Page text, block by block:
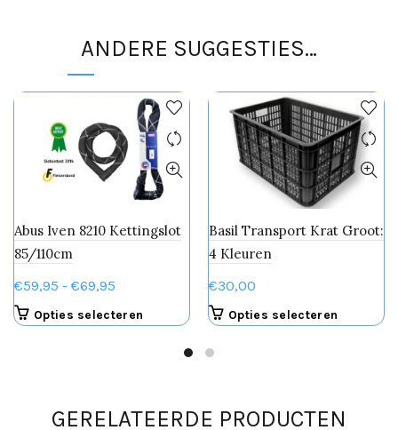
ANDERE SUGGESTIES…
Abus Iven 8210 Kettingslot
85/110cm
€59,95 - €69,95
tot
Opties selecteren
Deze
Basil Transport Krat Groot:
4 Kleuren
€30,00
Opties selecteren
Deze
GERELATEERDE PRODUCTEN